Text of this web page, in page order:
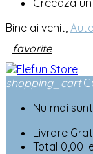
Creeaza
Bine ai venit,
favorite
shopping_cart
Nu mai
Livrare
Total 0,00